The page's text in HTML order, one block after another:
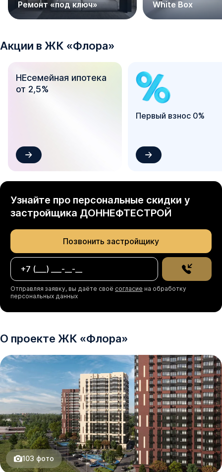
- Наземные многоуровневые парковки
- Уникальная благоустроенная, закрытая, современная
- Круглосуточное видеонаблюдение
- Детские площадки
- Зоны для отдыха
- Колясочные
- Новый формат эргономичных планировочных решений
комиссии и переплат!
Ремонт «под ключ» White Box
Акции в ЖК «Флора»
НЕсемейная ипотека
от 2,5%
Первый взнос 0%
Узнайте про персональные скидки у
застройщика ДОННЕФТЕСТРОЙ
Позвонить застройщику
Отправляя заявку, вы даёте своё согласие на обработку
персональных данных
О проекте ЖК «Флора»
103 фото